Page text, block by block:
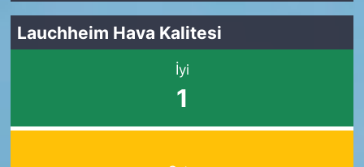
Lauchheim Hava Kalitesi
İyi
1